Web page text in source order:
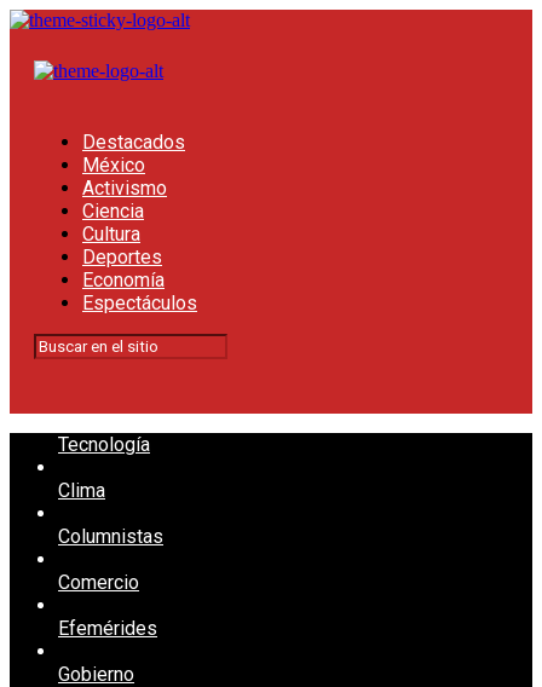
Destacados
México
Activismo
Ciencia
Cultura
Deportes
Economía
Espectáculos
Tecnología
Clima
Columnistas
Comercio
Efemérides
Gobierno